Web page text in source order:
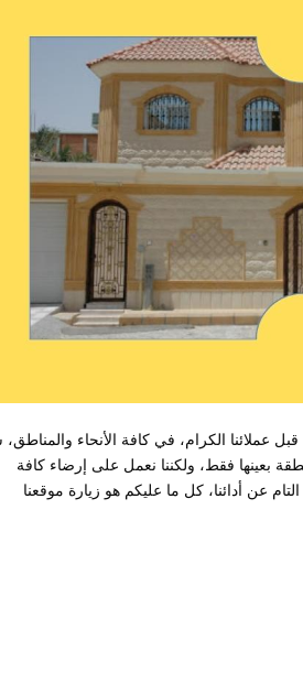
عملائنا الكرام، في كافة الأنحاء
بعينها فقط، ولكننا نعمل على إرضاء كافة
عن أدائنا، كل ما عليكم هو زيارة موقعنا